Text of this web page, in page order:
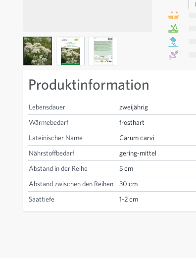
View larger imageView larger imageView larger image
Produktinformation
Lebensdauer
zweijährig
Wärmebedarf
frosthart
Lateinischer Name
Carum carvi
Nährstoffbedarf
gering-mittel
Abstand in der Reihe
5 cm
Abstand zwischen den Reihen
30 cm
Saattiefe
1-2 cm